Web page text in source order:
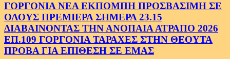
ΓΟΡΓΟΝΙΑ ΝΕΑ ΕΚΠΟΜΠΗ ΠΡΟΣΒΑΣΙΜΗ ΣΕ
ΟΛΟΥΣ ΠΡΕΜΙΕΡΑ ΣΗΜΕΡΑ 23.15
ΔΙΑΒΑΙΝΟΝΤΑΣ ΤΗΝ ΑΝΟΠΑΙΑ ΑΤΡΑΠΟ 2026
ΕΠ.109 ΓΟΡΓΟΝΙΑ ΤΑΡΑΧΕΣ ΣΤΗΝ ΘΕΟΥΤΑ
ΠΡΟΒΑ ΓΙΑ ΕΠΙΘΕΣΗ ΣΕ ΕΜΑΣ